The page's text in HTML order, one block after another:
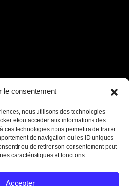
le consentement
nous utilisons des technologies
et/ou accéder aux informations des
ces technologies nous permettra de traiter
de navigation ou les ID uniques
ou de retirer son consentement peut
caractéristiques et fonctions.
Accepter